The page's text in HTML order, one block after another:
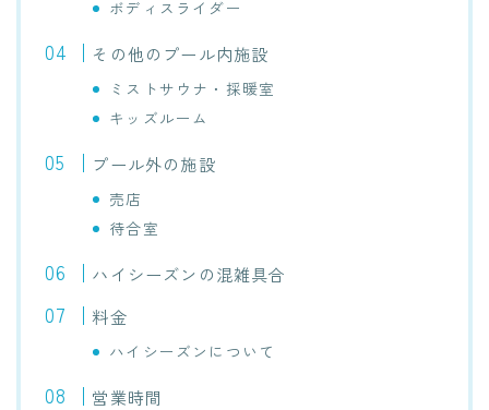
ボディスライダー
その他のプール内施設
ミストサウナ・採暖室
キッズルーム
プール外の施設
売店
待合室
ハイシーズンの混雑具合
料金
ハイシーズンについて
営業時間